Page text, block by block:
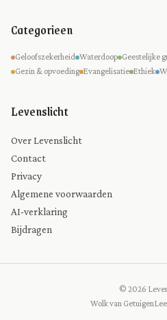
Categorieen
Geloofszekerheid Waterdoop Geestelijke
Gezin & opvoeding Evangelisatie Ethiek
Levenslicht
Over Levenslicht
Contact
Privacy
Algemene voorwaarden
AI-verklaring
Bijdragen
© 2026
Wolk van Getuigen